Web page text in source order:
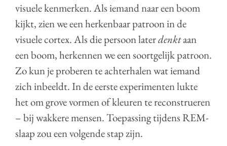
visuele kenmerken. Als iemand naar een boom
kijkt, zien we een herkenbaar patroon in de
visuele cortex. Als die persoon laterdenktaan
een boom, herkennen we een soortgelijk patroon.
Zo kun je proberen te achterhalen wat iemand
zich inbeeldt. In de eerste experimenten lukte
het om grove vormen of kleuren te reconstrueren
– bij wakkere mensen. Toepassing tijdens REM-
slaap zou een volgende stap zijn.